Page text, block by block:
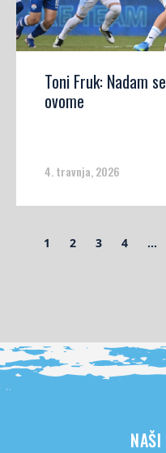
Toni Fruk: Nadam
ovome
4. travnja, 2026
1 2 3 4 …